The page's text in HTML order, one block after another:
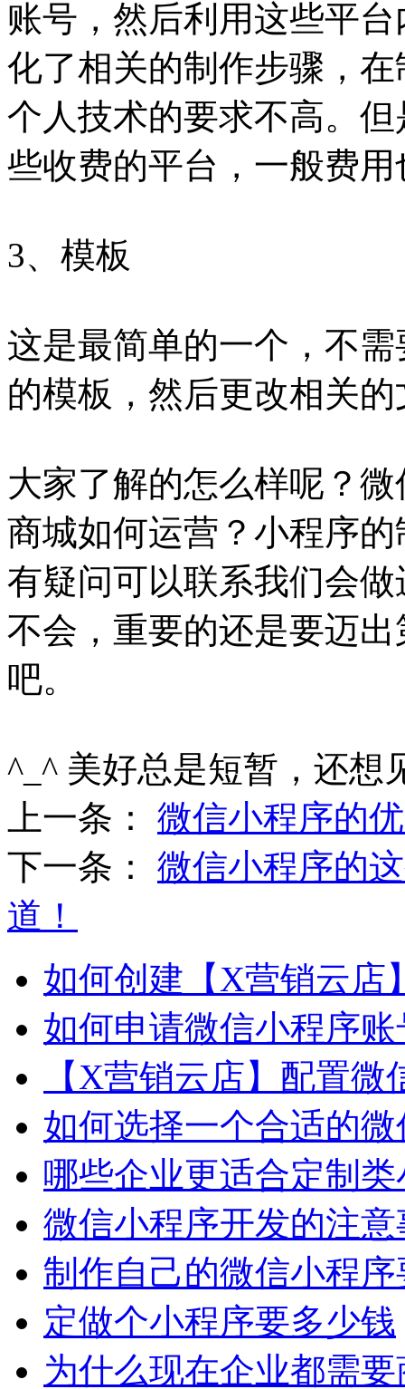
账号，然后利用这些平
化了相关的制作步骤，
个人技术的要求不高。
些收费的平台，一般费
3、模板
这是最简单的一个，不
的模板，然后更改相关
大家了解的怎么样呢？
商城如何运营？小程序
有疑问可以联系我们会
不会，重要的还是要迈
吧。
^_^ 美好总是短暂，还想
上一条： 微信小程序的
下一条： 微信小程序的
道！
如何创建【X营销云店
如何申请微信小程序
【X营销云店】配置微
如何选择一个合适的
哪些企业更适合定制
微信小程序开发的注
制作自己的微信小程
定做个小程序要多少钱
为什么现在企业都需